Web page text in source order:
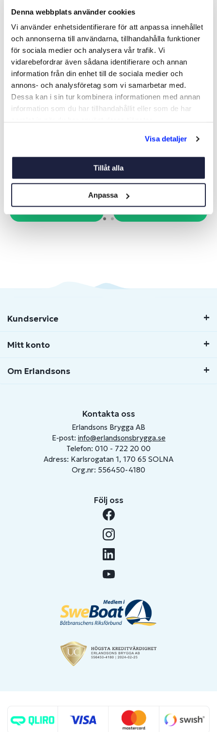
Denna webbplats använder cookies
Vi använder enhetsidentifierare för att anpassa innehållet
och annonserna till användarna, tillhandahålla funktioner
för sociala medier och analysera vår trafik. Vi
vidarebefordrar även sådana identifierare och annan
information från din enhet till de sociala medier och
annons- och analysföretag som vi samarbetar med.
Dessa kan i sin tur kombinera informationen med annan
information som du har tillhandahållit eller som de har
Visa detaljer
Tillåt alla
Anpassa
Liknande produkter
BORDSGÅNGJÄRN
Från 168 kr
Kundservice
Mitt konto
Om Erlandsons
Kontakta oss
Erlandsons Brygga AB
E-post: info@erlandsonsbrygga.se
Telefon: 010 - 722 20 00
Adress: Karlsrogatan 1, 170 65 SOLNA
Org.nr: 556450-4180
Följ oss